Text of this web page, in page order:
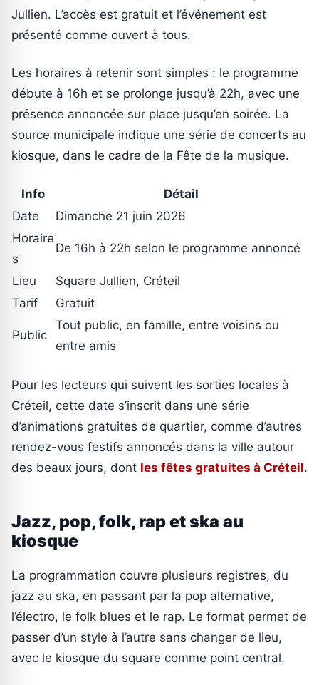
Jullien. L’accès est gratuit et l’événement est
présenté comme ouvert à tous.
Les horaires à retenir sont simples : le programme
débute à 16h et se prolonge jusqu’à 22h, avec une
présence annoncée sur place jusqu’en soirée. La
source municipale indique une série de concerts au
kiosque, dans le cadre de la Fête de la musique.
Info
Détail
Date
Dimanche 21 juin 2026
Horaire
s
De 16h à 22h selon le programme annoncé
Lieu
Square Jullien, Créteil
Tarif
Gratuit
Public
Tout public, en famille, entre voisins ou
entre amis
Pour les lecteurs qui suivent les sorties locales à
Créteil, cette date s’inscrit dans une série
d’animations gratuites de quartier, comme d’autres
rendez-vous festifs annoncés dans la ville autour
des beaux jours, dont les fêtes gratuites à Créteil.
Jazz, pop, folk, rap et ska au
kiosque
La programmation couvre plusieurs registres, du
jazz au ska, en passant par la pop alternative,
l’électro, le folk blues et le rap. Le format permet de
passer d’un style à l’autre sans changer de lieu,
avec le kiosque du square comme point central.